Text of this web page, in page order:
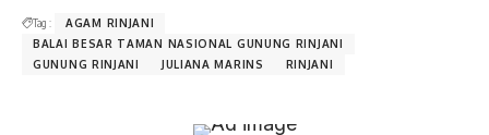
Tag :
AGAM RINJANI
BALAI BESAR TAMAN NASIONAL GUNUNG RINJANI
GUNUNG RINJANI
JULIANA MARINS RINJANI